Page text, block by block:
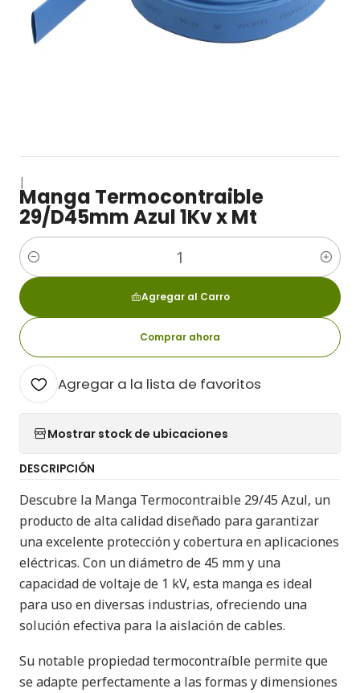
|
Manga Termocontraible
29/D45mm Azul 1Kv x Mt
Cantidad
Agregar al Carro
Comprar ahora
Agregar a la lista de favoritos
Mostrar stock de ubicaciones
DESCRIPCIÓN
Descubre la Manga Termocontraible 29/45 Azul, un
producto de alta calidad diseñado para garantizar
una excelente protección y cobertura en aplicaciones
eléctricas. Con un diámetro de 45 mm y una
capacidad de voltaje de 1 kV, esta manga es ideal
para uso en diversas industrias, ofreciendo una
solución efectiva para la aislación de cables.
Su notable propiedad termocontraíble permite que
se adapte perfectamente a las formas y dimensiones